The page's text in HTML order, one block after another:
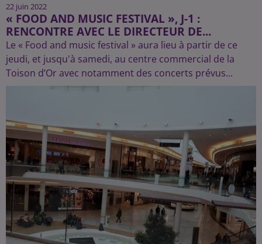
22 juin 2022
« FOOD AND MUSIC FESTIVAL », J-1 :
RENCONTRE AVEC LE DIRECTEUR DE...
Le « Food and music festival » aura lieu à partir de ce
jeudi, et jusqu'à samedi, au centre commercial de la
Toison d’Or avec notamment des concerts prévus...